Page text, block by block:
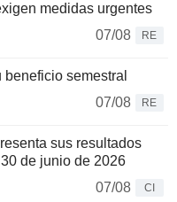
medidas urgentes
07/08
RE
semestral
07/08
RE
sus resultados
de junio de 2026
07/08
CI